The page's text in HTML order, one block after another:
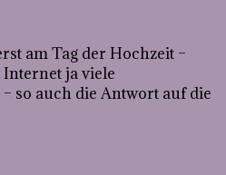
am Tag der Hochzeit –
ja viele
so auch die Antwort auf die